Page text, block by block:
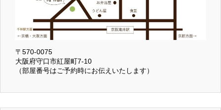
〒570-0075
大阪府守口市紅屋町7-10
（部屋番号はご予約時にお伝えいたします）